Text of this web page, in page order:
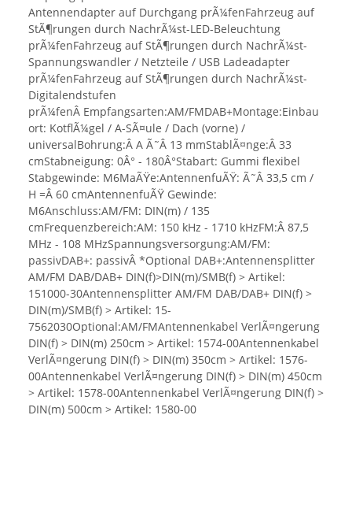
Antennendapter auf Durchgang prÃ¼fenFahrzeug auf
StÃ¶rungen durch NachrÃ¼st-LED-Beleuchtung
prÃ¼fenFahrzeug auf StÃ¶rungen durch NachrÃ¼st-
Spannungswandler / Netzteile / USB Ladeadapter
prÃ¼fenFahrzeug auf StÃ¶rungen durch NachrÃ¼st-
Digitalendstufen
prÃ¼fenÂ Empfangsarten:AM/FMDAB+Montage:Einbau
ort: KotflÃ¼gel / A-SÃ¤ule / Dach (vorne) /
universalBohrung:Â A Ã˜Â 13 mmStablÃ¤nge:Â 33
cmStabneigung: 0Â° - 180Â°Stabart: Gummi flexibel
Stabgewinde: M6MaÃŸe:AntennenfuÃŸ: Ã˜Â 33,5 cm /
H =Â 60 cmAntennenfuÃŸ Gewinde:
M6Anschluss:AM/FM: DIN(m) / 135
cmFrequenzbereich:AM: 150 kHz - 1710 kHzFM:Â 87,5
MHz - 108 MHzSpannungsversorgung:AM/FM:
passivDAB+: passivÂ *Optional DAB+:Antennensplitter
AM/FM DAB/DAB+ DIN(f)>DIN(m)/SMB(f) > Artikel:
151000-30Antennensplitter AM/FM DAB/DAB+ DIN(f) >
DIN(m)/SMB(f) > Artikel: 15-
7562030Optional:AM/FMAntennenkabel VerlÃ¤ngerung
DIN(f) > DIN(m) 250cm > Artikel: 1574-00Antennenkabel
VerlÃ¤ngerung DIN(f) > DIN(m) 350cm > Artikel: 1576-
00Antennenkabel VerlÃ¤ngerung DIN(f) > DIN(m) 450cm
> Artikel: 1578-00Antennenkabel VerlÃ¤ngerung DIN(f) >
DIN(m) 500cm > Artikel: 1580-00